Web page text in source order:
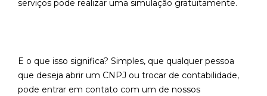
serviços pode realizar uma simulação gratuitamente.
E o que isso significa? Simples, que qualquer pessoa
que deseja abrir um CNPJ ou trocar de contabilidade,
pode entrar em contato com um de nossos